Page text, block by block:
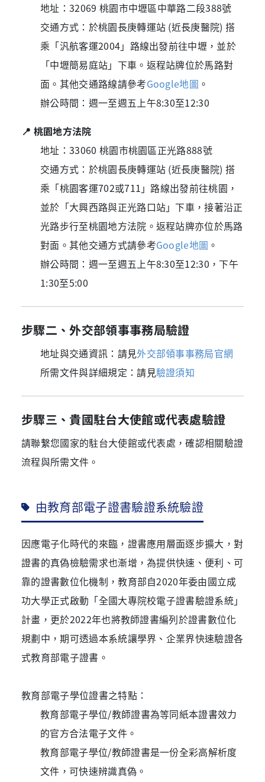
地址：32069 桃園市中壢區中華路二段388號
交通方式：於桃園長庚轉運站 (近長庚醫院) 搭
乘「汎航客運2004」路線出發前往中壢，並於
「中壢簡易庭站」下車。返程站牌位於馬路對
面。其他交通路線請參考Google地圖 。
辦公時間：週一至週五上午8:30至12:30
📍 桃園地方法院
地址：33060 桃園市桃園區正光路888號
交通方式：於桃園長庚轉運站 (近長庚醫院) 搭
乘「桃園客運702或711」路線出發前往桃園，
並於「大興西路與正光路口站」下車，接著沿正
光路步行至桃園地方法院。返程站牌亦位於馬路
對面。其他交通方式請參考Google地圖 。
辦公時間：週一至週五上午8:30至12:30，下午
1:30至5:00
步驟二、外交部領事事務局驗證
地址與交通資訊：請見外交部領事事務局官網
所需文件與詳細規定：請見驗證須知
步驟三、貴國駐台大使館或代表處驗證
請聯繫您國家的駐台大使館或代表處，確認相關驗證
流程與所需文件。
由教育部電子證書驗證系統驗證
因應電子化時代的來臨，證書應用層面逐步擴大，對
證書的真偽檢驗需求也漸增，為提供快速、便利、可
靠的證書數位化機制，教育部自2020年委由國立成
功大學正式啟動「全國大專院校電子證書驗證系統」
計畫，更於2022年也將教師證書編列於證書數位化
規劃中，期可透過本系統讓學界、企業界快速驗證各
式教育部電子證書。
教育部電子學位證書之特點：
教育部電子學位/教師證書為等同紙本證書效力
的官方合法電子文件。
教育部電子學位/教師證書是一份全彩高解析度
文件，可快速辨識真偽。